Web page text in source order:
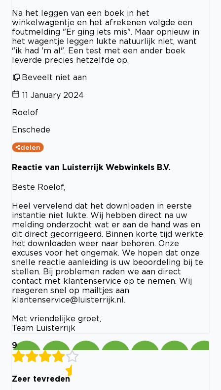
Na het leggen van een boek in het
winkelwagentje en het afrekenen volgde een
foutmelding "Er ging iets mis". Maar opnieuw in
het wagentje leggen lukte natuurlijk niet, want
"ik had 'm al". Een test met een ander boek
leverde precies hetzelfde op.
Beveelt niet aan
11 January 2024
Roelof
Enschede
delen
Reactie van Luisterrijk Webwinkels B.V.
Beste Roelof,
Heel vervelend dat het downloaden in eerste
instantie niet lukte. Wij hebben direct na uw
melding onderzocht wat er aan de hand was en
dit direct gecorrigeerd. Binnen korte tijd werkte
het downloaden weer naar behoren. Onze
excuses voor het ongemak. We hopen dat onze
snelle reactie aanleiding is uw beoordeling bij te
stellen. Bij problemen raden we aan direct
contact met klantenservice op te nemen. Wij
reageren snel op mailtjes aan
klantenservice@luisterrijk.nl.
Met vriendelijke groet,
Team Luisterrijk
9
Zeer tevreden